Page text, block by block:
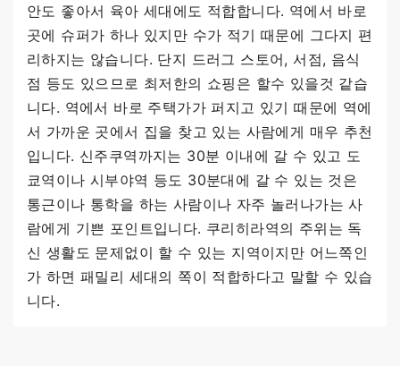
안도 좋아서 육아 세대에도 적합합니다. 역에서 바로
곳에 슈퍼가 하나 있지만 수가 적기 때문에 그다지 편
리하지는 않습니다. 단지 드러그 스토어, 서점, 음식
점 등도 있으므로 최저한의 쇼핑은 할수 있을것 같습
니다. 역에서 바로 주택가가 퍼지고 있기 때문에 역에
서 가까운 곳에서 집을 찾고 있는 사람에게 매우 추천
입니다. 신주쿠역까지는 30분 이내에 갈 수 있고 도
쿄역이나 시부야역 등도 30분대에 갈 수 있는 것은
통근이나 통학을 하는 사람이나 자주 놀러나가는 사
람에게 기쁜 포인트입니다. 쿠리히라역의 주위는 독
신 생활도 문제없이 할 수 있는 지역이지만 어느쪽인
가 하면 패밀리 세대의 쪽이 적합하다고 말할 수 있습
니다.